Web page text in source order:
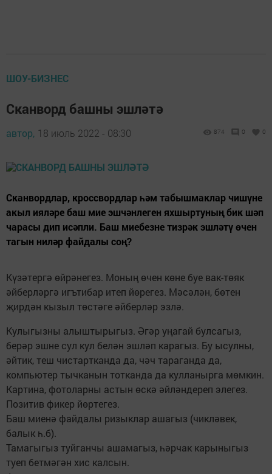
ШОУ-БИЗНЕС
Сканворд башны эшләтә
автор, 18 июль 2022 - 08:30 874 0 0
Сканвордлар, кроссвордлар һәм табышмаклар чишүне
акыл ияләре баш мие эшчәнлеген яхшыртуның бик шәп
чарасы дип исәпли. Баш миебезне тизрәк эшләтү өчен
тагын ниләр файдалы соң?
Күзәтергә өйрәнегез. Моның өчен көне буе вак-төяк
әйберләргә игътибар итеп йөрегез. Мәсәлән, бөтен
җирдән кызыл төстәге әйберләр эзлә.
Кулыгызны алыштырыгыз. Әгәр уңагай булсагыз,
берәр эшне сул кул белән эшләп карагыз. Бу ысулны,
әйтик, теш чистартканда да, чәч тараганда да,
компьютер тычканын тотканда да кулланырга мөмкин.
Картина, фотоларны астын өскә әйләндереп элегез.
Позитив фикер йөртегез.
Баш миенә файдалы ризыклар ашагыз (чикләвек,
балык һ.б).
Тамагыгыз туйганчы ашамагыз, һәрчак карыныгыз
туеп бетмәгән хис калсын.